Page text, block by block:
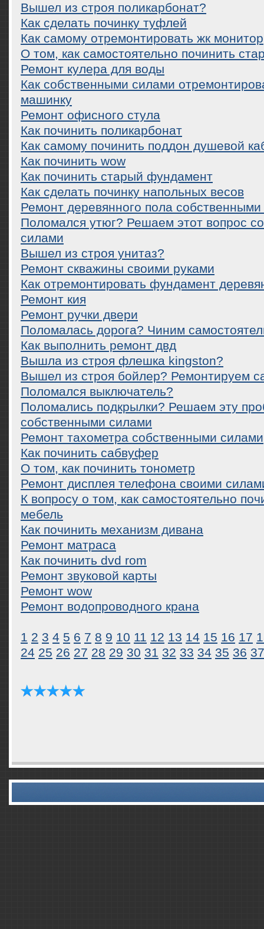
Вышел из строя поликарбонат?
Как сделать починку туфлей
Как самому отремонтировать жк монитор
О том, как самостоятельно починить
Ремонт кулера для воды
Как собственными силами
машинку
Ремонт офисного стула
Как починить поликарбонат
Как самому починить поддон душевой
Как починить wow
Как починить старый фундамент
Как сделать починку напольных весов
Ремонт деревянного пола
Поломался утюг? Решаем этот вопрос
силами
Вышел из строя унитаз?
Ремонт скважины своими руками
Как отремонтировать фундамент
Ремонт кия
Ремонт ручки двери
Поломалась дорога? Чиним
Как выполнить ремонт двд
Вышла из строя флешка kingston?
Вышел из строя бойлер? Ремонтируем
Поломался выключатель?
Поломались подкрылки? Решаем эту
собственными силами
Ремонт тахометра собственными силами
Как починить сабвуфер
О том, как починить тонометр
Ремонт дисплея телефона своими
К вопросу о том, как самостоятельно
мебель
Как починить механизм дивана
Ремонт матраса
Как починить dvd rom
Ремонт звуковой карты
Ремонт wow
Ремонт водопроводного крана
1 2 3 4 5 6 7 8 9 10 11 12 13 14 15 16 17
24 25 26 27 28 29 30 31 32 33 34 35 36 37